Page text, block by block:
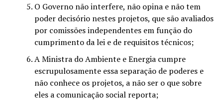
O Governo não interfere, não opina e não tem
poder decisório nestes projetos, que são avaliados
por comissões independentes em função do
cumprimento da lei e de requisitos técnicos;
A Ministra do Ambiente e Energia cumpre
escrupulosamente essa separação de poderes e
não conhece os projetos, a não ser o que sobre
eles a comunicação social reporta;